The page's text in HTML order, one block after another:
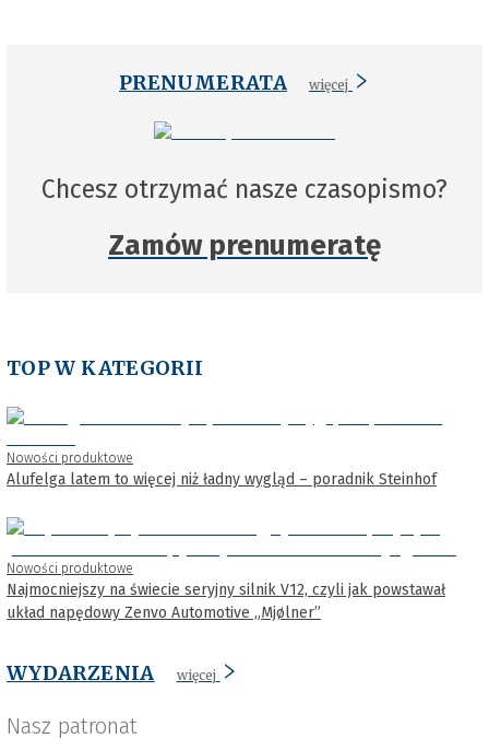
PRENUMERATA więcej
Chcesz otrzymać nasze czasopismo?
Zamów prenumeratę
TOP W KATEGORII
Nowości produktowe
Alufelga latem to więcej niż ładny wygląd – poradnik Steinhof
Nowości produktowe
Najmocniejszy na świecie seryjny silnik V12, czyli jak powstawał
układ napędowy Zenvo Automotive „Mjølner”
WYDARZENIA więcej
Nasz patronat